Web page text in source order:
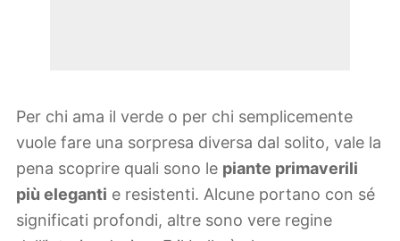
Per chi ama il verde o per chi semplicemente
vuole fare una sorpresa diversa dal solito, vale la
pena scoprire quali sono le piante primaverili
più eleganti e resistenti. Alcune portano con sé
significati profondi, altre sono vere regine